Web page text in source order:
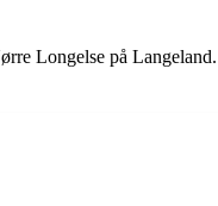
Longelse på